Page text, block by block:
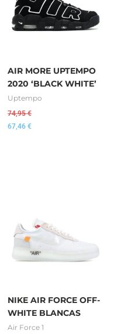
AIR MORE UPTEMPO
2020 ‘BLACK WHITE’
Uptempo
74,95€
67,46 €
NIKE AIR FORCE OFF-
WHITE BLANCAS
Air Force 1